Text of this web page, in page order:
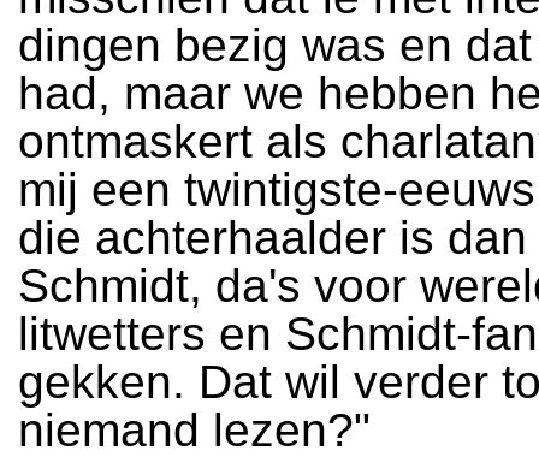
dingen bezig was en
had, maar we hebben
ontmaskert als
mij een twintigste-
die achterhaalder is
Schmidt, da's voor
litwetters en Schmidt-
gekken. Dat wil verder
niemand lezen?"